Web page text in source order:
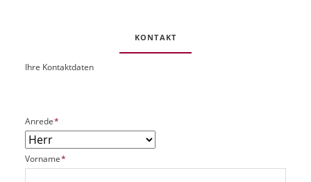
KONTAKT
O
k
P
UIhre Kontaktdaten
P
f
l
i
Anrede*
P
f
Vorname*